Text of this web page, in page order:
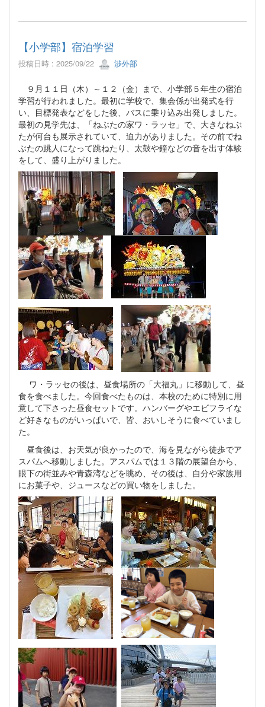
【小学部】宿泊学習
投稿日時 : 2025/09/22 渉外部
９月１１日（木）～１２（金）まで、小学部５年生の宿泊
学習が行われました。最初に学校で、集会係が出発式を行
い、目標発表などをした後、バスに乗り込み出発しました。
最初の見学先は、「ねぶたの家ワ・ラッセ」で、大きなねぶ
たが何台も展示されていて、迫力がありました。その前でね
ぶたの跳人になって跳ねたり、太鼓や鐘などの音を出す体験
をして、盛り上がりました。
ワ・ラッセの後は、昼食場所の「大福丸」に移動して、昼
食を食べました。今回食べたものは、本校のために特別に用
意して下さった昼食セットです。ハンバーグやエビフライな
ど好きなものがいっぱいで、皆、おいしそうに食べていまし
た。
昼食後は、お天気が良かったので、海を見ながら徒歩でア
スパムへ移動しました。アスパムでは１３階の展望台から、
眼下の街並みや青森湾などを眺め、その後は、自分や家族用
にお菓子や、ジュースなどの買い物をしました。